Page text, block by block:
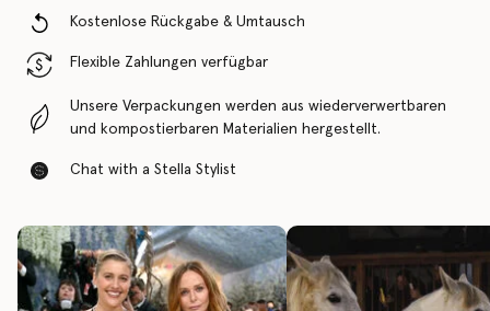
Kostenlose Rückgabe & Umtausch
Flexible Zahlungen verfügbar
Unsere Verpackungen werden aus wiederverwertbaren
und kompostierbaren Materialien hergestellt.
Chat with a Stella Stylist